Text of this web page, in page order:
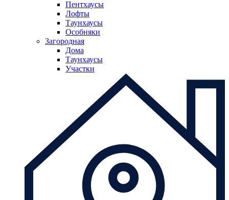
Пентхаусы
Лофты
Таунхаусы
Особняки
Загородная
Дома
Таунхаусы
Участки